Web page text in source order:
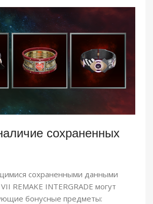
сохраненных
сохраненными данными
REMAKE INTERGRADE могут
бонусные предметы: